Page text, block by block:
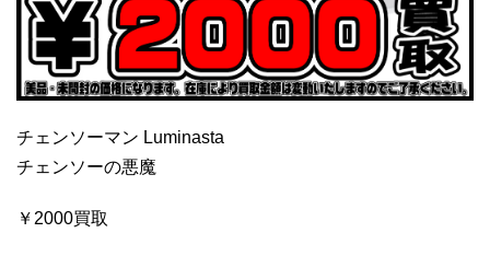
チェンソーマン Luminasta
チェンソーの悪魔
￥2000買取